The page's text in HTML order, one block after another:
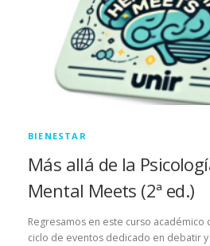
BIENESTAR
Más allá de la
Mental Meets (2ª ed.)
Regresamos en este curso académico
ciclo de eventos dedicado en debatir